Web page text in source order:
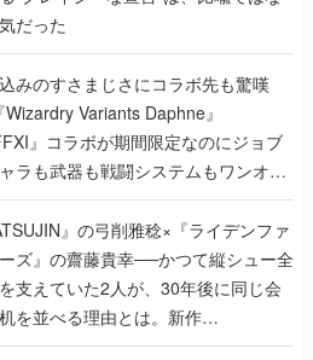
だった
みのすさまじさにコラボ先も驚嘆
Variants Daphne』
』コラボが期間限定なのにジョブ
ラも武器も戦闘システムもワンオフ
込まれた理由を両ディレクターに聞
』の弓削雅稔×『ライデンファ
ズ』の齋藤貴幸──かつて縦シュー全
支えていた2人が、30年後に同じ会
を並べる理由とは。新作
EXTREME』で初タッグを組